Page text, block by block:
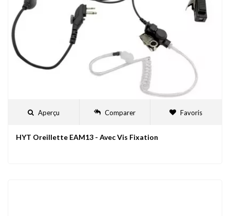
Aperçu Comparer Favoris
HYT Oreillette EAM13 - Avec Vis Fixation